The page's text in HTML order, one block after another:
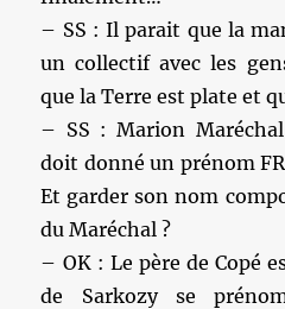
– SS : Il parait que la
un collectif avec les
que la Terre est plate et
– SS : Marion
doit donné un prénom
Et garder son nom
du Maréchal ?
– OK : Le père de Copé
de Sarkozy se